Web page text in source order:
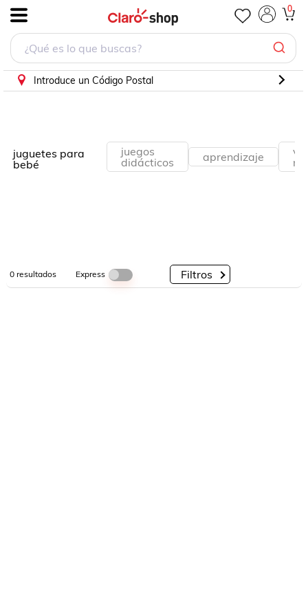
0
Introduce un Código Postal
juguetes para
bebé
juegos
didácticos
aprendizaje
0resultados Express Filtros
PorCategorías
PorMarcas
PorDescuento